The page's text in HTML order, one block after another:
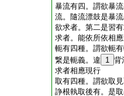
暴流有四。謂欲暴
流。隨流漂鼓是暴
欲求者。第二是習
求者。能依所依相
軛有四種。謂欲軛
繋是軛義。違
1 背
求者相應現行
取有四種。謂欲取
諍根執取後有。是